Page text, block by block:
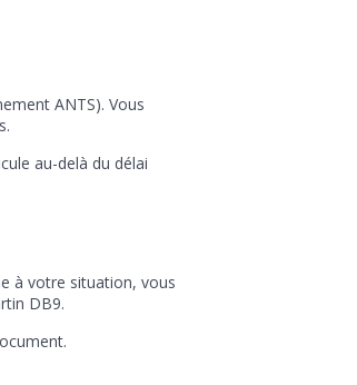
ANTS). Vous
au-delà du délai
à votre situation, vous
DB9.